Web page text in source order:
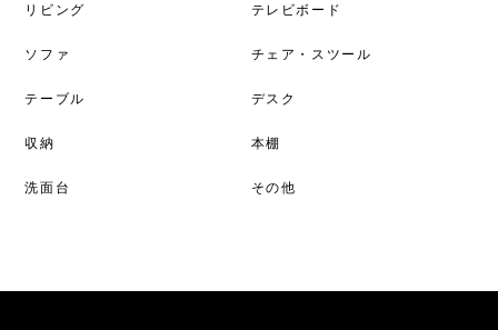
リビング テレビボード
ソファ チェア・スツール
テーブル デスク
収納 本棚
洗面台 その他